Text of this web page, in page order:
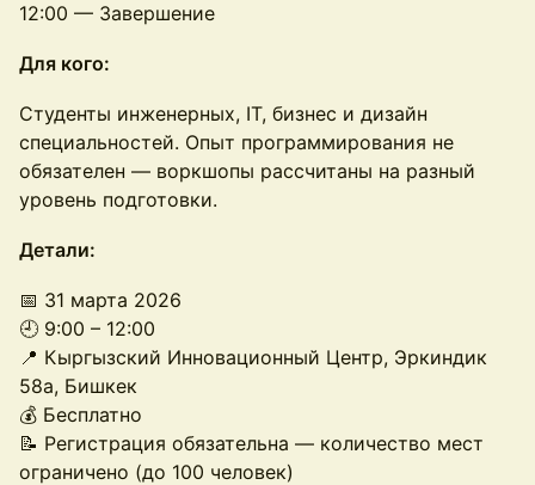
12:00 — Завершение
Для кого:
Студенты инженерных, IT, бизнес и дизайн
специальностей. Опыт программирования не
обязателен — воркшопы рассчитаны на разный
уровень подготовки.
Детали:
📅 31 марта 2026
🕘 9:00 – 12:00
📍 Кыргызский Инновационный Центр, Эркиндик
58а, Бишкек
💰 Бесплатно
📝 Регистрация обязательна — количество мест
ограничено (до 100 человек)